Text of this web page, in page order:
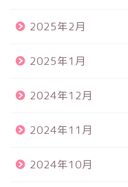
2025年2月
2025年1月
2024年12月
2024年11月
2024年10月